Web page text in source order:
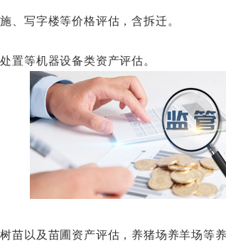
写字楼等价格评估，含拆迁。
等机器设备类资产评估。
以及苗圃资产评估，养猪场养羊场等养